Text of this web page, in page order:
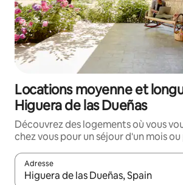
Locations moyenne et
Higuera de las Dueñas
Découvrez des logements où vous
chez vous pour un séjour d'un mois ou
Adresse
Lorsque les résultats s'affichent,